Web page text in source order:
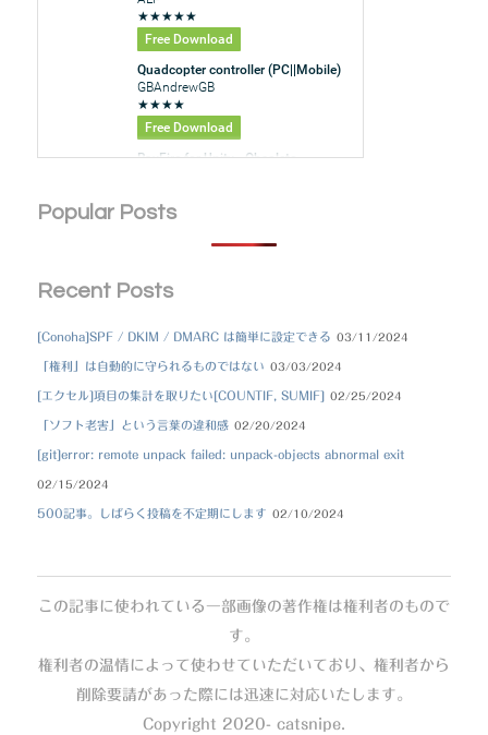
Popular Posts
Recent Posts
[Conoha]SPF / DKIM / DMARC は簡単に設定できる 03/11/2024
「権利」は自動的に守られるものではない 03/03/2024
[エクセル]項目の集計を取りたい[COUNTIF, SUMIF] 02/25/2024
「ソフト老害」という言葉の違和感 02/20/2024
[git]error: remote unpack failed: unpack-objects abnormal exit
02/15/2024
500記事。しばらく投稿を不定期にします 02/10/2024
この記事に使われている一部画像の著作権は権利者のもので
す。
権利者の温情によって使わせていただいており、権利者から
削除要請があった際には迅速に対応いたします。
Copyright 2020- catsnipe.